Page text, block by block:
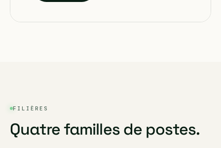
FILIÈRES
Quatre familles de postes.